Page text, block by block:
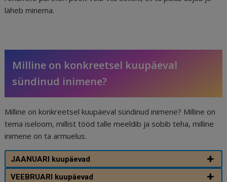
läheb minema.
Milline on konkreetsel kuupäeval
sündinud inimene?
Milline on konkreetsel kuupäeval sündinud inimene? Milline on
tema iseloom, millist tööd talle meeldib ja sobib teha, milline
inimene on ta armuelus.
JAANUARI kuupäevad
VEEBRUARI kuupäevad